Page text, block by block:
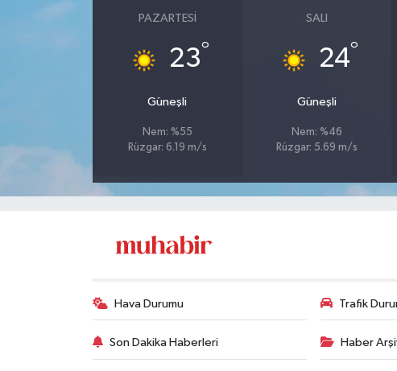
PAZARTESI
23°
Güneşli
Nem: %55
Rüzgar: 6.19 m/s
SALI
24°
Güneşli
Nem: %46
Rüzgar: 5.69 m/s
Hava Durumu Trafik
Son Dakika Haberleri Haber